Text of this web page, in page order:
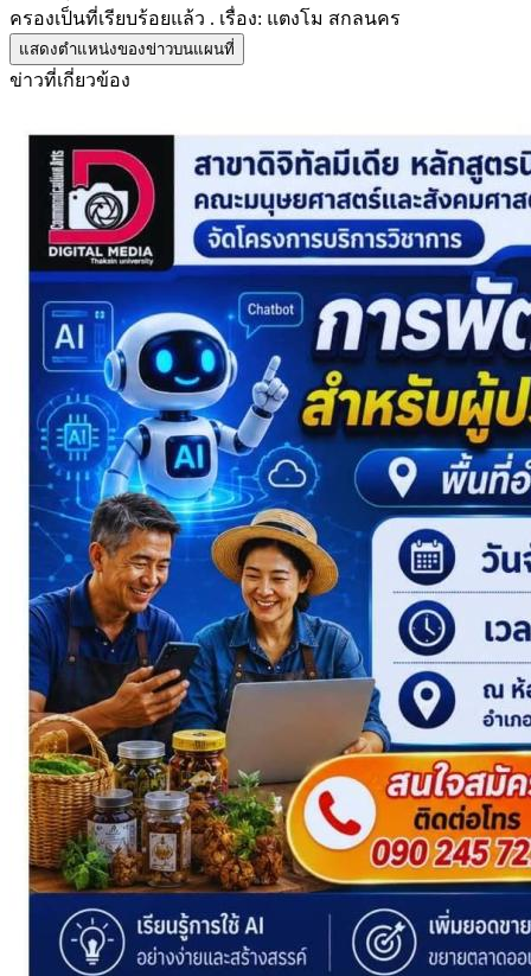
ครองเป็นที่เรียบร้อยแล้ว . เรื่อง: แตงโม สกลนคร
แสดงตำแหน่งของข่าวบนแผนที่
ข่าวที่เกี่ยวข้อง